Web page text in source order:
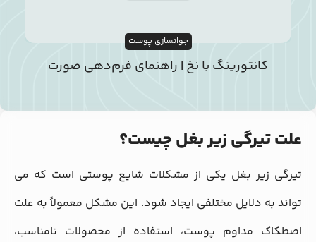
جوانسازی پوست
کانتورینگ با نخ | راهنمای فرم‌دهی صورت
علت تیرگی زیر بغل چیست؟
تیرگی زیر بغل یکی از مشکلات شایع پوستی است که می
تواند به دلایل مختلفی ایجاد شود. این مشکل معمولاً به علت
اصطکاک مداوم پوست، استفاده از محصولات نامناسب،